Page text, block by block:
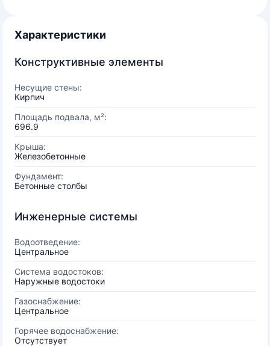
Характеристики
Конструктивные элементы
Несущие стены:
Кирпич
Площадь подвала, м²:
696.9
Крыша:
Железобетонные
Фундамент:
Бетонные столбы
Инженерные системы
Водоотведение:
Центральное
Система водостоков:
Наружные водостоки
Газоснабжение:
Центральное
Горячее водоснабжение:
Отсутствует